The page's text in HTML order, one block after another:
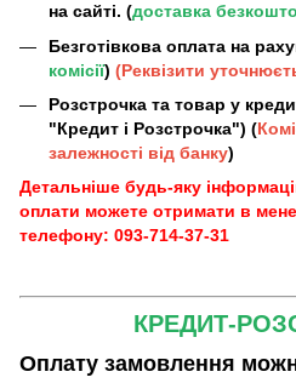
на сайті. (доставка
Безготівкова оплата на
комісії) (Реквізити
Розстрочка та товар у
"Кредит і Розстрочка") (
залежності від банку)
Детальніше будь-яку
оплати можете отримати в
телефону: 093-714-37-31
КРЕДИТ-
Оплату замовлення